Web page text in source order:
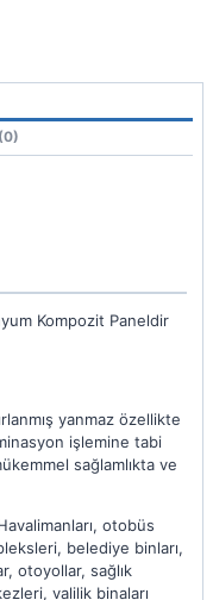
Kompozit Paneldir
yanmaz özellikte
işlemine tabi
sağlamlıkta ve
otobüs
belediye binları,
otoyollar, sağlık
valilik binaları